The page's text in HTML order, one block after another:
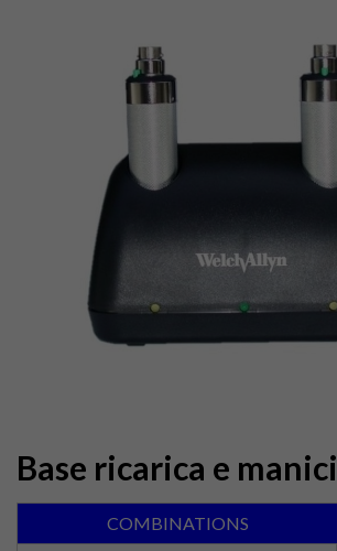
Base ricarica e manici
COMBINATIONS